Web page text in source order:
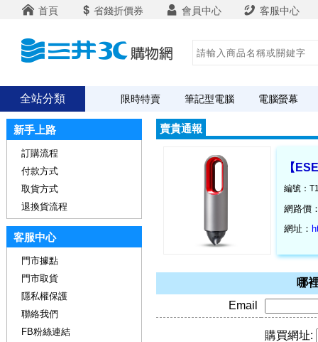
首頁 省錢折價券 會員中心 客服中心
全站分類 限時特賣 筆記型電腦 電腦螢幕
賣貴通報
【
編號：
網路價
網址：
哪
Email
購買網址:
新手上路
訂購流程
付款方式
取貨方式
退換貨流程
客服中心
門市據點
門市取貨
隱私權保護
聯絡我們
FB粉絲連結